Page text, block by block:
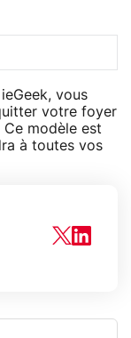
vous
votre foyer
modèle est
à toutes vos